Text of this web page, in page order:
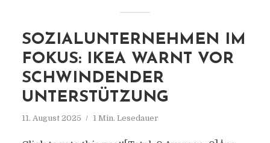
SOZIALUNTERNEHMEN IM
FOKUS: IKEA WARNT VOR
SCHWINDENDER
UNTERSTÜTZUNG
11. August 2025 1 Min. Lesedauer